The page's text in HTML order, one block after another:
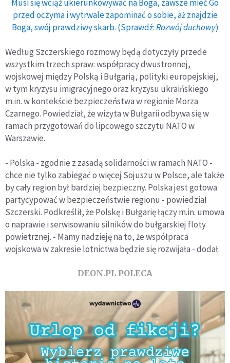
Musi się wciąż ukierunkowywać na Boga, zawsze mieć Go
przed oczyma i wytrwale zapominać o sobie, aż znajdzie
Boga, swój prawdziwy skarb. (Sprawdź:Rozwój duchowy)
Według Szczerskiego rozmowy będą dotyczyły przede
wszystkim trzech spraw: współpracy dwustronnej,
wojskowej między Polską i Bułgarią, polityki europejskiej,
w tym kryzysu imigracyjnego oraz kryzysu ukraińskiego
m.in. w kontekście bezpieczeństwa w regionie Morza
Czarnego. Powiedział, że wizyta w Bułgarii odbywa się w
ramach przygotowań do lipcowego szczytu NATO w
Warszawie.
- Polska - zgodnie z zasadą solidarności w ramach NATO -
chce nie tylko zabiegać o więcej Sojuszu w Polsce, ale także
by cały region był bardziej bezpieczny. Polska jest gotowa
partycypować w bezpieczeństwie regionu - powiedział
Szczerski. Podkreślił, że Polskę i Bułgarię łączy m.in. umowa
o naprawie i serwisowaniu silników do bułgarskiej floty
powietrznej. - Mamy nadzieję na to, że współpraca
wojskowa w zakresie lotnictwa będzie się rozwijała - dodał.
DEON.PL POLECA